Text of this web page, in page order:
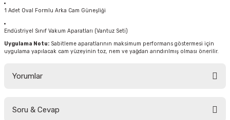
1 Adet Oval Formlu Arka Cam Güneşliği
Endüstriyel Sınıf Vakum Aparatları (Vantuz Seti)
Uygulama Notu: Sabitleme aparatlarının maksimum performans göstermesi için
uygulama yapılacak cam yüzeyinin toz, nem ve yağdan arındırılmış olması önerilir.
Yorumlar
Soru & Cevap